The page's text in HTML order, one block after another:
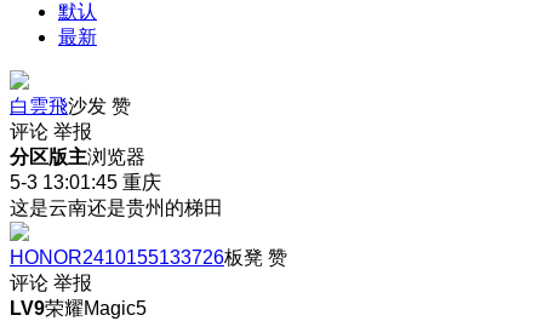
默认
最新
白雲飛沙发 赞
评论 举报
分区版主浏览器
5-3 13:01:45 重庆
这是云南还是贵州的梯田
HONOR2410155133726板凳 赞
评论 举报
LV9荣耀Magic5